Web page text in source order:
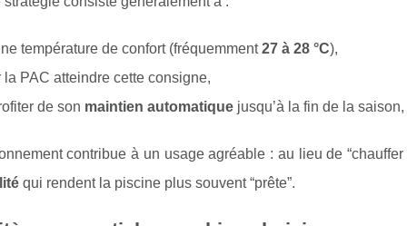
température de confort (fréquemment27 à 28 °C),
la PAC atteindre cette consigne,
de son maintien automatique jusqu’à la fin de la
contribue à un usage agréable : au lieu de
qui rendent la piscine plus souvent “prête”.